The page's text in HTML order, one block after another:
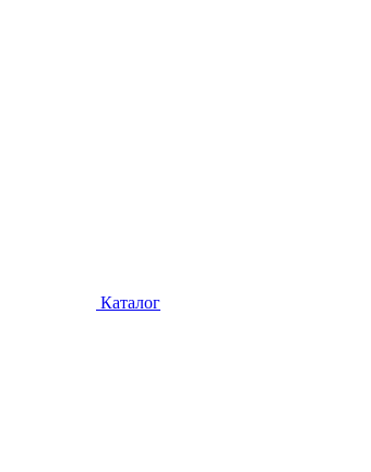
Каталог